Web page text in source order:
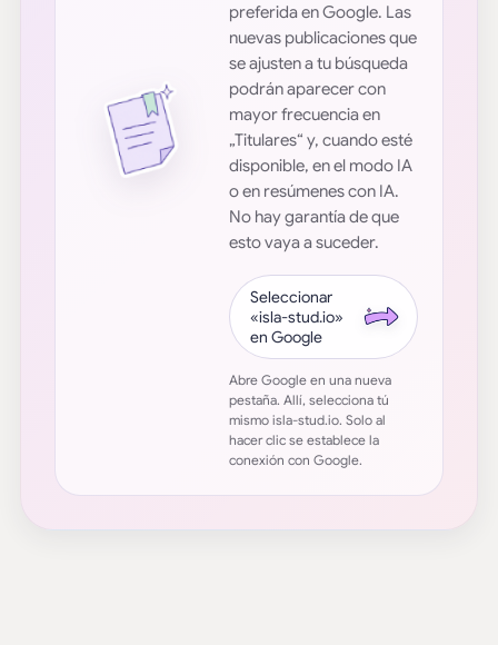
preferida en Google. Las
nuevas publicaciones que
se ajusten a tu búsqueda
podrán aparecer con
mayor frecuencia en
„Titulares“ y, cuando esté
disponible, en el modo IA
o en resúmenes con IA.
No hay garantía de que
esto vaya a suceder.
Seleccionar
«isla-stud.io»
en Google
Abre Google en una nueva
pestaña. Allí, selecciona tú
mismo isla-stud.io. Solo al
hacer clic se establece la
conexión con Google.